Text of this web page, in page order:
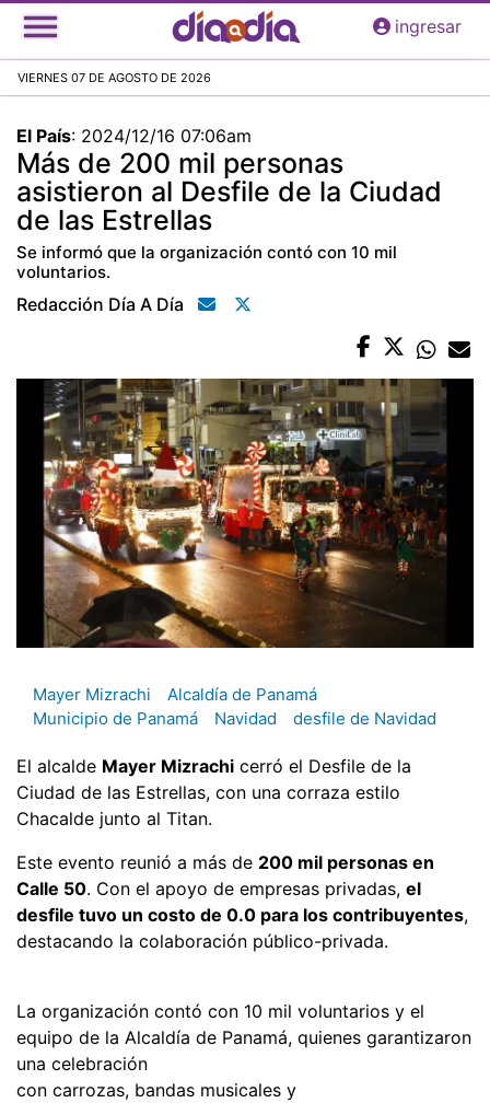
Pasar
al
principal
ingresar
VIERNES 07 DE AGOSTO DE 2026
El País: 2024/12/16 07:06am
Más de 200 mil personas
asistieron al Desfile de la Ciudad
de las Estrellas
Se informó que la organización contó con 10 mil
voluntarios.
Redacción Día A Día
Mayer Mizrachi
Alcaldía de Panamá
Municipio de Panamá
Navidad desfile de Navidad
El alcalde Mayer Mizrachi cerró el Desfile de la
Ciudad de las Estrellas, con una corraza estilo
Chacalde junto al Titan.
Este evento reunió a más de 200 mil personas en
Calle 50. Con el apoyo de empresas privadas, el
desfile tuvo un costo de 0.0 para los contribuyentes,
destacando la colaboración público-privada.
La organización contó con 10 mil voluntarios y el
equipo de la Alcaldía de Panamá, quienes garantizaron
una celebración
con carrozas, bandas musicales y